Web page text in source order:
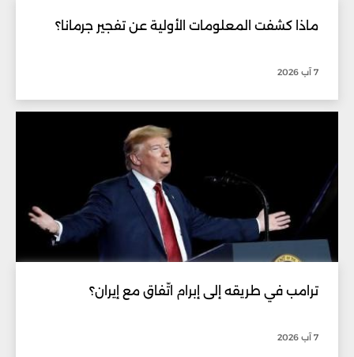
ماذا كشفت المعلومات الأولية عن تفجير جرمانا؟
7 آب 2026
ترامب في طريقه إلى إبرام اتّفاق مع إيران؟
7 آب 2026